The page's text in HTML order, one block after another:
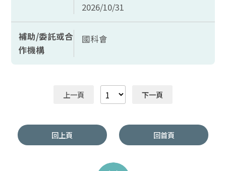
2026/10/31
補助/委託或合
作機構
國科會
上一頁 下一頁
回上頁 回首頁